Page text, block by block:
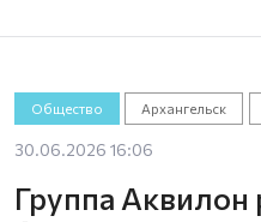
Общество Архангельск
30.06.2026 16:06
Группа Аквилон